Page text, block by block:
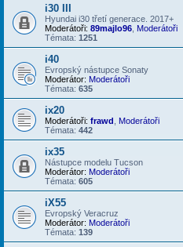
i30 III
Hyundai i30 třetí generace. 2017+
Moderátoři: 89majlo96 Moderátoři
Témata: 1251
i40
Evropský nástupce Sonaty
Moderátor: Moderátoři
Témata: 635
ix20
Moderátoři: frawd
Moderátoři
Témata: 442
ix35
Nástupce modelu Tucson
Moderátor: Moderátoři
Témata: 605
iX55
Evropský Veracruz
Moderátor: Moderátoři
Témata: 139